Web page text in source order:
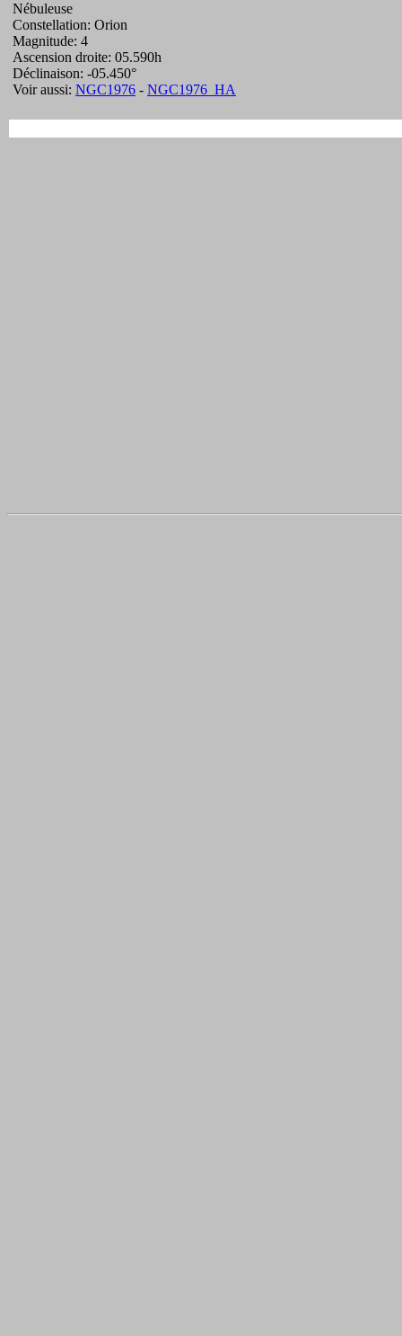
Nébuleuse
Constellation: Orion
Magnitude: 4
Ascension droite: 05.590h
Déclinaison: -05.450°
Voir aussi: NGC1976 - NGC1976_HA